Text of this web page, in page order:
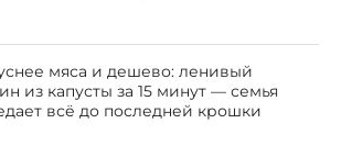
мяса и дешево: ленивый
из капусты за 15 минут — семья
всё до последней крошки